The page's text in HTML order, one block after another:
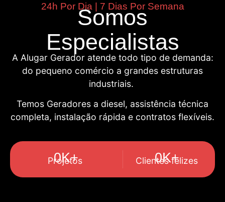
24h Por Dia | 7 Dias Por Semana
Somos
Especialistas
A Alugar Gerador atende todo tipo de demanda:
do pequeno comércio a grandes estruturas
industriais.
Temos Geradores a diesel, assistência técnica
completa, instalação rápida e contratos flexíveis.
0K+
Projetos 0K+
Clientes felizes